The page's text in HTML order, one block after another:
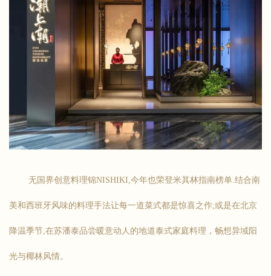
无国界创意料理锦NISHIKI,今年也荣登米其林指南榜单.结合南
美和西班牙风味的料理手法让每一道菜式都是惊喜之作;或是在北京
降温季节,在苏潘泰品尝暖意动人的地道泰式家庭料理，畅想异域阳
光与椰林风情。